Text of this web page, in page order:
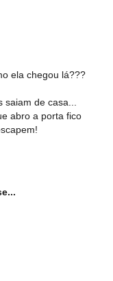
ela chegou lá???
de casa...
abro a porta fico